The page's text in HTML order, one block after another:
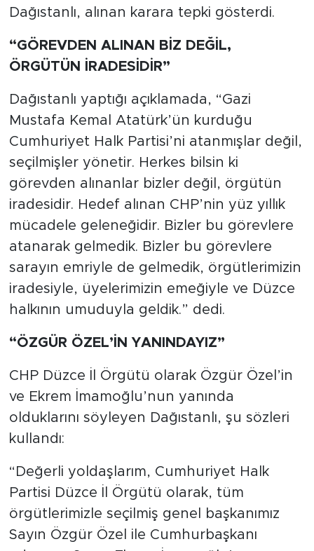
Dağıstanlı, alınan karara tepki gösterdi.
“GÖREVDEN ALINAN BİZ DEĞİL,
ÖRGÜTÜN İRADESİDİR”
Dağıstanlı yaptığı açıklamada, “Gazi
Mustafa Kemal Atatürk’ün kurduğu
Cumhuriyet Halk Partisi’ni atanmışlar değil,
seçilmişler yönetir. Herkes bilsin ki
görevden alınanlar bizler değil, örgütün
iradesidir. Hedef alınan CHP’nin yüz yıllık
mücadele geleneğidir. Bizler bu görevlere
atanarak gelmedik. Bizler bu görevlere
sarayın emriyle de gelmedik, örgütlerimizin
iradesiyle, üyelerimizin emeğiyle ve Düzce
halkının umuduyla geldik.” dedi.
“ÖZGÜR ÖZEL’İN YANINDAYIZ”
CHP Düzce İl Örgütü olarak Özgür Özel’in
ve Ekrem İmamoğlu’nun yanında
olduklarını söyleyen Dağıstanlı, şu sözleri
kullandı:
“Değerli yoldaşlarım, Cumhuriyet Halk
Partisi Düzce İl Örgütü olarak, tüm
örgütlerimizle seçilmiş genel başkanımız
Sayın Özgür Özel ile Cumhurbaşkanı